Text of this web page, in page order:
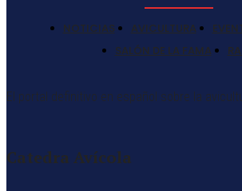
NOTICIAS AVICULTURA
SALÓN DE LA FAMA
El portal definitivo en español sobre la
Catedra Avícola